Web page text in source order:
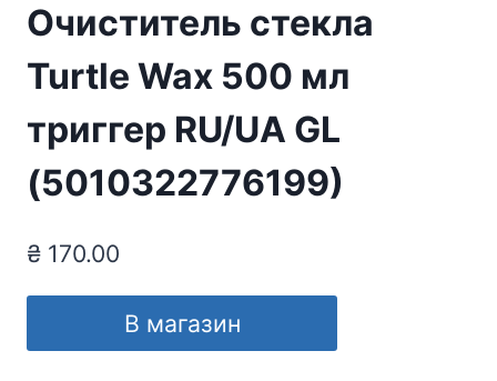
Очиститель стекла
Turtle Wax 500 мл
триггер RU/UA GL
(5010322776199)
₴ 170.00
В магазин